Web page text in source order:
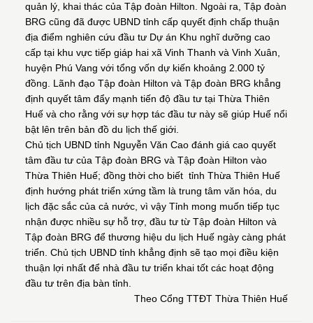
quản lý, khai thác của Tập đoàn Hilton. Ngoài ra, Tập đoàn
BRG cũng đã được UBND tỉnh cấp quyết định chấp thuận
địa điểm nghiên cứu đầu tư Dự án Khu nghĩ dưỡng cao
cấp tại khu vực tiếp giáp hai xã Vinh Thanh và Vinh Xuân,
huyện Phú Vang với tổng vốn dự kiến khoảng 2.000 tỷ
đồng. Lãnh đạo Tập đoàn Hilton và Tập đoàn BRG khẳng
định quyết tâm đẩy mạnh tiến độ đầu tư tại Thừa Thiên
Huế và cho rằng với sự hợp tác đầu tư này sẽ giúp Huế nổi
bật lên trên bản đồ du lịch thế giới.
Chủ tịch UBND tỉnh Nguyễn Văn Cao đánh giá cao quyết
tâm đầu tư của Tập đoàn BRG và Tập đoàn Hilton vào
Thừa Thiên Huế; đồng thời cho biết tỉnh Thừa Thiên Huế
định hướng phát triển xứng tầm là trung tâm văn hóa, du
lịch đặc sắc của cả nước, vì vậy Tỉnh mong muốn tiếp tục
nhận được nhiều sự hỗ trợ, đầu tư từ Tập đoàn Hilton và
Tập đoàn BRG để thương hiệu du lịch Huế ngày càng phát
triển. Chủ tịch UBND tỉnh khẳng định sẽ tạo mọi điều kiện
thuận lợi nhất để nhà đầu tư triển khai tốt các hoạt động
đầu tư trên địa bàn tỉnh.
Theo Cổng TTĐT Thừa Thiên Huế